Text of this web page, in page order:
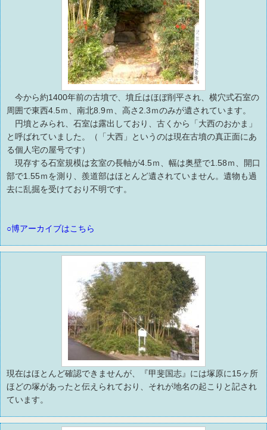
今から約1400年前の古墳で、墳丘はほぼ削平され、横穴式石室の
周囲で東西4.5ｍ、南北8.9ｍ、高さ2.3ｍのみが遺されています。
円墳とみられ、石室は露出しており、古くから「大西のおかま」
と呼ばれていました。（「大西」というのは現在古墳の真正面にあ
る個人宅の屋号です）
現存する石室規模は玄室の長軸が4.5ｍ、幅は奥壁で1.58ｍ、開口
部で1.55ｍを測り、羨道部はほとんど遺されていません。遺物も過
去に乱掘を受けており不明です。
○博アーカイブはこちら
現在はほとんど確認できませんが、『甲斐国志』には塚原に15ヶ所
ほどの塚があったと伝えられており、それが地名の起こりと記され
ています。